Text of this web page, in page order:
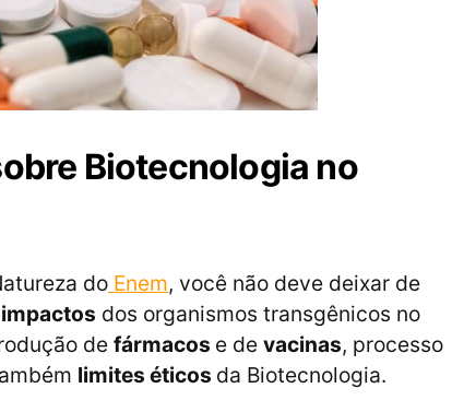
Biotecnologia no
do Enem, você não deve deixar de
impactos dos organismos transgênicos no
de fármacos e de vacinas, processo
limites éticos da Biotecnologia.